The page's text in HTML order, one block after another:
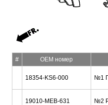
# OEM номер
18354-KS6-000 №1
19010-MEB-631 №2